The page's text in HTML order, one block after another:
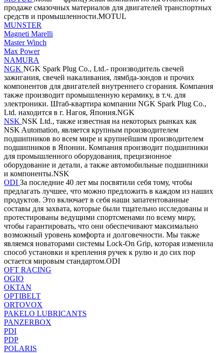
продаже смазочных материалов для двигателей транспортных
средств и промышленности.MOTUL
MUNSTER
Magneti Marelli
Master Winch
Max Power
NAMURA
NGK NGK Spark Plug Co., Ltd.- производитель свечей
зажигания, свечей накаливания, лямбда-зондов и прочих
компонентов для двигателей внутреннего сгорания. Компания
также производит промышленную керамику, в т.ч. для
электроники. Штаб-квартира компании NGK Spark Plug Co.,
Ltd. находится в г. Нагоя, Япония.NGK
NSK NSK Ltd., также известная на некоторых рынках как
NSK Automation, является крупным производителем
подшипников во всем мире и крупнейшим производителем
подшипников в Японии. Компания производит подшипники
для промышленного оборудования, прецизионное
оборудование и детали, а также автомобильные подшипники
и компоненты.NSK
ODI За последние 40 лет мы посвятили себя тому, чтобы
предлагать лучшее, что можно предложить в каждом из наших
продуктов. Это включает в себя наши запатентованные
составы для захвата, которые были тщательно исследованы и
протестированы ведущими спортсменами по всему миру,
чтобы гарантировать, что они обеспечивают максимально
возможный уровень комфорта и долговечности. Мы также
являемся новаторами системы Lock-On Grip, которая изменила
способ установки и крепления ручек к рулю и до сих пор
остается мировым стандартом.ODI
OFT RACING
OGIO
OKTAN
OPTIBELT
ORTOVOX
PAKELO LUBRICANTS
PANZERBOX
PDI
PDP
POLARIS